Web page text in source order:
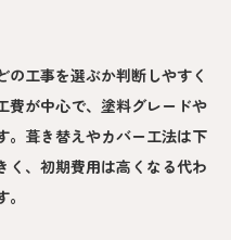
工事を選ぶか判断しやすく
費が中心で、塗料グレードや
。葺き替えやカバー工法は下
く、初期費用は高くなる代わ